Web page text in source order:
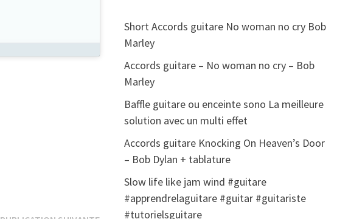
Short Accords guitare No woman no cry Bob
Marley
Accords guitare – No woman no cry – Bob
Marley
Baffle guitare ou enceinte sono La meilleure
solution avec un multi effet
Accords guitare Knocking On Heaven’s Door
– Bob Dylan + tablature
Slow life like jam wind #guitare
#apprendrelaguitare #guitar #guitariste
#tutorielsguitare